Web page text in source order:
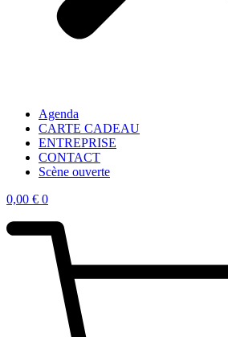
Agenda
CARTE CADEAU
ENTREPRISE
CONTACT
Scène ouverte
0,00 € 0